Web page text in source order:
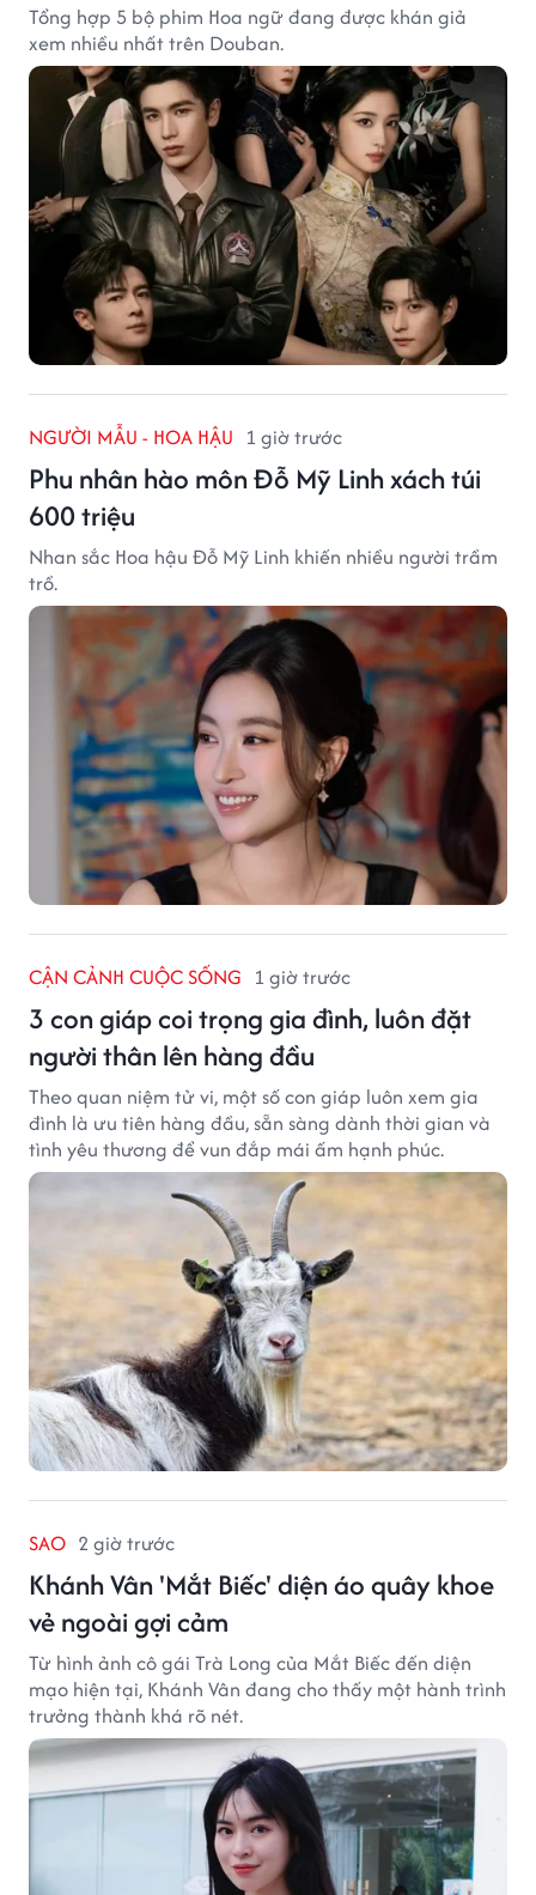
Tổng hợp 5 bộ phim Hoa ngữ đang được khán giả
xem nhiều nhất trên Douban.
NGƯỜI MẪU - HOA HẬU 1 giờ trước
Phu nhân hào môn Đỗ Mỹ Linh xách túi
600 triệu
Nhan sắc Hoa hậu Đỗ Mỹ Linh khiến nhiều người trầm
trồ.
CẬN CẢNH CUỘC SỐNG 1 giờ trước
3 con giáp coi trọng gia đình, luôn đặt
người thân lên hàng đầu
Theo quan niệm tử vi, một số con giáp luôn xem gia
đình là ưu tiên hàng đầu, sẵn sàng dành thời gian và
tình yêu thương để vun đắp mái ấm hạnh phúc.
SAO 2 giờ trước
Khánh Vân 'Mắt Biếc' diện áo quây khoe
vẻ ngoài gợi cảm
Từ hình ảnh cô gái Trà Long của Mắt Biếc đến diện
mạo hiện tại, Khánh Vân đang cho thấy một hành trình
trưởng thành khá rõ nét.